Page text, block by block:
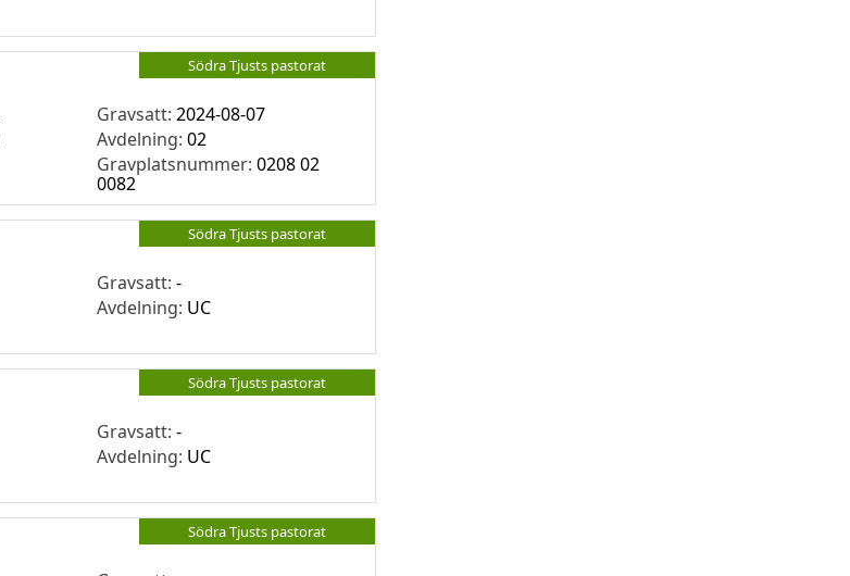
Södra Tjusts pastorat
Gravsatt:2024-08-07
Avdelning:02
Gravplatsnummer: 0208 02
0082
Södra Tjusts pastorat
Gravsatt:-
Avdelning: UC
Södra Tjusts pastorat
Gravsatt:-
Avdelning: UC
Södra Tjusts pastorat